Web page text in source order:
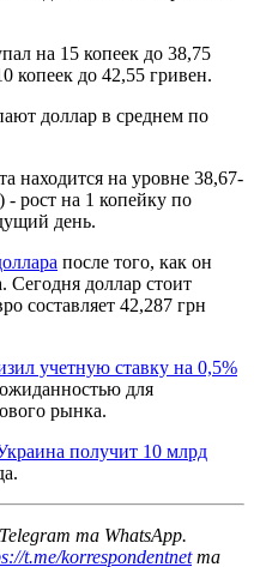
на 15 копеек до 38,75
копеек до 42,55 гривен.
доллар в среднем по
находится на уровне 38,67-
- рост на 1 копейку по
день.
после того, как он
Сегодня доллар стоит
составляет 42,287 грн
учетную ставку на 0,5%
для
рынка.
получит 10 млрд
та WhatsApp.
t.me/korrespondentnetта